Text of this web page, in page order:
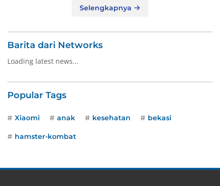
Selengkapnya
Barita dari Networks
Loading latest news...
Popular Tags
Xiaomi anak kesehatan bekasi
hamster-kombat